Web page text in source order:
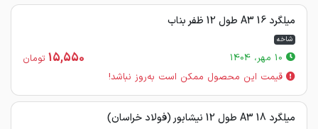
میلگرد 16 A3 طول 12 ظفر بناب
شاخه
15,550 تومان
قیمت این محصول ممکن است به‌روز نباشد!
میلگرد 18 A3 طول 12 نیشابور (فولاد خراسان)